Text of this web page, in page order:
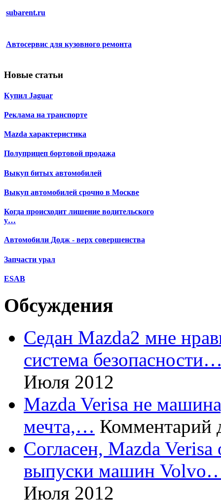
subarent.ru
Автосервис для кузовного ремонта
Новые статьи
Купил Jaguar
Реклама на транспорте
Mazda характеристика
Полуприцеп бортовой продажа
Выкуп битых автомобилей
Выкуп автомобилей срочно в Москве
Когда происходит лишение водительского
у…
Автомобили Додж - верх совершенства
Запчасти урал
ESAB
Обсуждения
Седан Mazda2 мне
система
Июля 2012
Mazda Verisa не
мечта,… Комментарий
Согласен, Mazda
выпуски машин
Июля 2012